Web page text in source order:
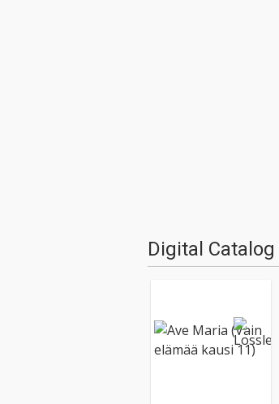
Digital Catalog